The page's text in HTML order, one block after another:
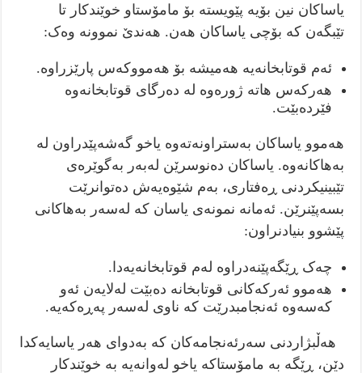
یاساکان نین بۆیە پێویستە بۆ مامۆستاو خوێندکار تا
تێبگەن کە بۆچی یاساکان هەن. هەندێ نموونە وەک:
ئەم قوتابخانەیە هەمیشە بۆ هەمووکەس پارێزراوە.
هەرکەس هاتە ژورەوە لە دەرگای قوتابخانەوە
فێردەبێت.
هەموو یاساکان بەستراونەتەوە یاخو گەشەپێدراون لە
بەهاکانەوە. یاساکان دەنوسرێن لەبەر بەگوێرەی
تێبینیکردنی ڕەفتاری، بەم شێوەیەش دەتوانرێت
بسەپێنرێن. ئەمانە نمونەی یاسان کە لەسەر بەهاکانی
پێشوو بنیادنراون:
چەک ڕێگەپێنەدراوە لەم قوتابخانەیەدا.
هەموو ئەرکەکانی قوتابخانە دەبێت لەلایەن ئەو
کەسەوە ئەنجامبدرێت کە ناوی لەسەر پەڕەکەیە.
هەڵبژاردنی سەرئەنجامەکان کە بەدوای هەر یاسایەکدا
دێن، ڕێگە بە مامۆستاکە یاخو لەوانەیە بە خوێندکار